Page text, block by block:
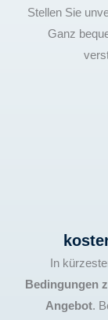
Stellen Sie
Ganz
In
Bedingungen
Angebot.